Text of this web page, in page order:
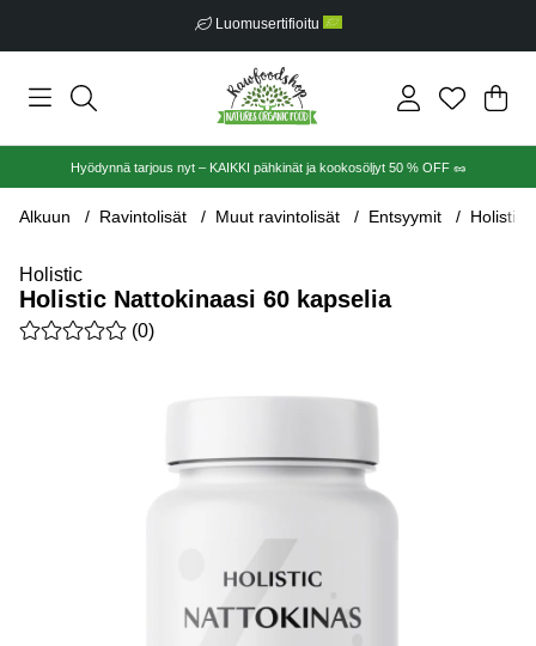
Luomusertifioitu
.
Hyödynnä tarjous nyt – KAIKKI pähkinät ja kookosöljyt 50 % OFF 🥜
Alkuun Ravintolisät Muut ravintolisät Entsyymit Holistic
Holistic
Holistic Nattokinaasi 60 kapselia
Keskiarvoluokitus 0 / 5 Arvioiden määrä 0
(0)